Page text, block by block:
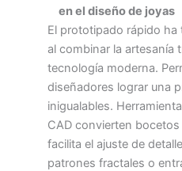
en el diseño de joyas
El prototipado rápido ha
al combinar la artesanía
tecnología moderna.
diseñadores lograr una
inigualables.
CAD convierten
facilita el ajuste de
patrones fractales o